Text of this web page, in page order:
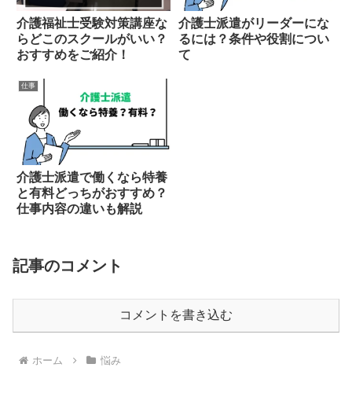
介護福祉士受験対策講座な
らどこのスクールがいい？
おすすめをご紹介！
介護士派遣がリーダーにな
るには？条件や役割につい
て
仕事
介護士派遣で働くなら特養
と有料どっちがおすすめ？
仕事内容の違いも解説
記事のコメント
コメントを書き込む
ホーム 悩み